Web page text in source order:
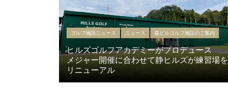
ゴルフ施設ニュース ニュース 森ビルゴルフ施設のご案内
ヒルズゴルフアカデミーがプロデュース
メジャー開催に合わせて静ヒルズが練習場を
リニューアル